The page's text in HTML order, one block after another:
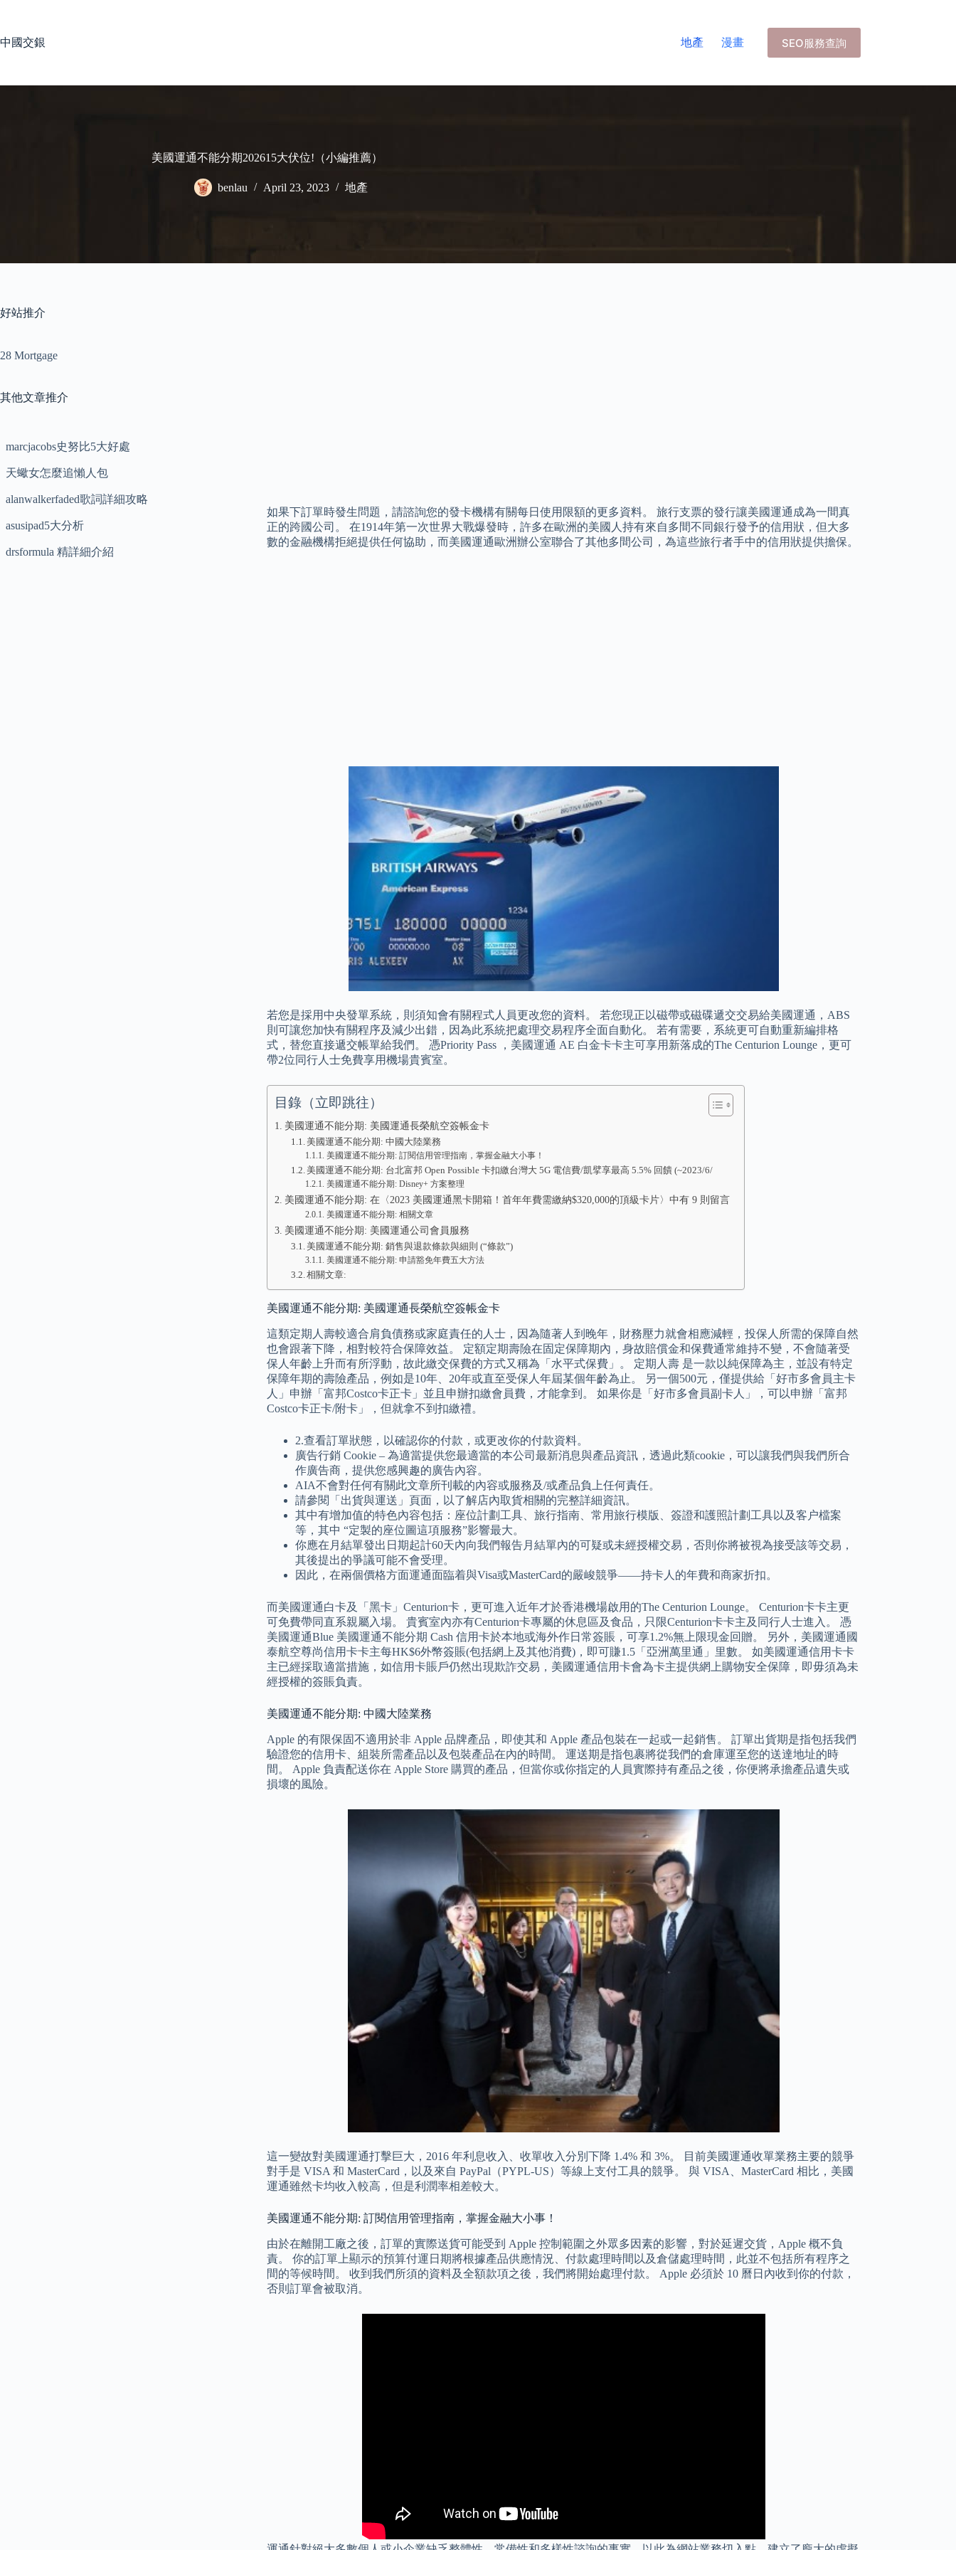
中國交銀
地產 漫畫 SEO服務查詢
美國運通不能分期202615大伏位!（小編推薦）
benlau April 23, 2023 地產
如果下訂單時發生問題，請諮詢您的發卡機構有關每日使用限額的更多資料。 旅行支票的發行讓美國運通成為一間真
正的跨國公司。 在1914年第一次世界大戰爆發時，許多在歐洲的美國人持有來自多間不同銀行發予的信用狀，但大多
數的金融機構拒絕提供任何協助，而美國運通歐洲辦公室聯合了其他多間公司，為這些旅行者手中的信用狀提供擔保。
若您是採用中央發單系統，則須知會有關程式人員更改您的資料。 若您現正以磁帶或磁碟遞交交易給美國運通，ABS
則可讓您加快有關程序及減少出錯，因為此系統把處理交易程序全面自動化。 若有需要，系統更可自動重新編排格
式，替您直接遞交帳單給我們。 憑Priority Pass ，美國運通 AE 白金卡卡主可享用新落成的The Centurion Lounge，更可
帶2位同行人士免費享用機場貴賓室。
目錄（立即跳往）
美國運通不能分期: 美國運通長榮航空簽帳金卡
美國運通不能分期: 中國大陸業務
美國運通不能分期: 訂閱信用管理指南，掌握金融大小事！
美國運通不能分期: 台北富邦 Open Possible 卡扣繳台灣大 5G 電信費/凱擘享最高 5.5% 回饋 (~2023/6/
美國運通不能分期: Disney+ 方案整理
美國運通不能分期: 在〈2023 美國運通黑卡開箱！首年年費需繳納$320,000的頂級卡片〉中有 9 則留言
美國運通不能分期: 相關文章
美國運通不能分期: 美國運通公司會員服務
美國運通不能分期: 銷售與退款條款與細則 (“條款”)
美國運通不能分期: 申請豁免年費五大方法
相關文章:
美國運通不能分期: 美國運通長榮航空簽帳金卡
這類定期人壽較適合肩負債務或家庭責任的人士，因為隨著人到晚年，財務壓力就會相應減輕，投保人所需的保障自然
也會跟著下降，相對較符合保障效益。 定額定期壽險在固定保障期內，身故賠償金和保費通常維持不變，不會隨著受
保人年齡上升而有所浮動，故此繳交保費的方式又稱為「水平式保費」。 定期人壽 是一款以純保障為主，並設有特定
保障年期的壽險產品，例如是10年、20年或直至受保人年屆某個年齡為止。 另一個500元，僅提供給「好市多會員主卡
人」申辦「富邦Costco卡正卡」並且申辦扣繳會員費，才能拿到。 如果你是「好市多會員副卡人」，可以申辦「富邦
Costco卡正卡/附卡」，但就拿不到扣繳禮。
2.查看訂單狀態，以確認你的付款，或更改你的付款資料。
廣告行銷 Cookie – 為適當提供您最適當的本公司最新消息與產品資訊，透過此類cookie，可以讓我們與我們所合
作廣告商，提供您感興趣的廣告內容。
AIA不會對任何有關此文章所刊載的內容或服務及/或產品負上任何責任。
請參閱「出貨與運送」頁面，以了解店內取貨相關的完整詳細資訊。
其中有增加值的特色內容包括：座位計劃工具、旅行指南、常用旅行模版、簽證和護照計劃工具以及客户檔案
等，其中 “定製的座位圖這項服務”影響最大。
你應在月結單發出日期起計60天內向我們報告月結單內的可疑或未經授權交易，否則你將被視為接受該等交易，
其後提出的爭議可能不會受理。
因此，在兩個價格方面運通面臨着與Visa或MasterCard的嚴峻競爭——持卡人的年費和商家折扣。
而美國運通白卡及「黑卡」Centurion卡，更可進入近年才於香港機場啟用的The Centurion Lounge。 Centurion卡卡主更
可免費帶同直系親屬入場。 貴賓室內亦有Centurion卡專屬的休息區及食品，只限Centurion卡卡主及同行人士進入。 憑
美國運通Blue 美國運通不能分期 Cash 信用卡於本地或海外作日常簽賬，可享1.2%無上限現金回贈。 另外，美國運通國
泰航空尊尚信用卡卡主每HK$6外幣簽賬(包括網上及其他消費)，即可賺1.5「亞洲萬里通」里數。 如美國運通信用卡卡
主已經採取適當措施，如信用卡賬戶仍然出現欺詐交易，美國運通信用卡會為卡主提供網上購物安全保障，即毋須為未
經授權的簽賬負責。
美國運通不能分期: 中國大陸業務
Apple 的有限保固不適用於非 Apple 品牌產品，即使其和 Apple 產品包裝在一起或一起銷售。 訂單出貨期是指包括我們
驗證您的信用卡、組裝所需產品以及包裝產品在內的時間。 運送期是指包裹將從我們的倉庫運至您的送達地址的時
間。 Apple 負責配送你在 Apple Store 購買的產品，但當你或你指定的人員實際持有產品之後，你便將承擔產品遺失或
損壞的風險。
這一變故對美國運通打擊巨大，2016 年利息收入、收單收入分別下降 1.4% 和 3%。 目前美國運通收單業務主要的競爭
對手是 VISA 和 MasterCard，以及來自 PayPal（PYPL-US）等線上支付工具的競爭。 與 VISA、MasterCard 相比，美國
運通雖然卡均收入較高，但是利潤率相差較大。
美國運通不能分期: 訂閱信用管理指南，掌握金融大小事！
由於在離開工廠之後，訂單的實際送貨可能受到 Apple 控制範圍之外眾多因素的影響，對於延遲交貨，Apple 概不負
責。 你的訂單上顯示的預算付運日期將根據產品供應情況、付款處理時間以及倉儲處理時間，此並不包括所有程序之
間的等候時間。 收到我們所須的資料及全額款項之後，我們將開始處理付款。 Apple 必須於 10 曆日內收到你的付款，
否則訂單會被取消。
好站推介
28 Mortgage
其他文章推介
marcjacobs史努比5大好處
天蠍女怎麼追懶人包
alanwalkerfaded歌詞詳細攻略
asusipad5大分析
drsformula 精詳細介紹